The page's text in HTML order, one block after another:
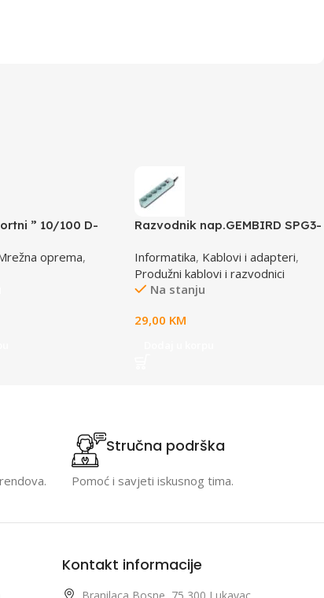
” 10/100 D-
oprema,
Razvodnik nap.GEMBIRD SPG3-
4,5m, osigurač, prenaponska
zaštita
Informatika, Kablovi i adapteri,
Produžni kablovi i razvodnici
Na stanju
29,00 KM
Stručna podrška
Pomoć i savjeti iskusnog tima.
Kontakt informacije